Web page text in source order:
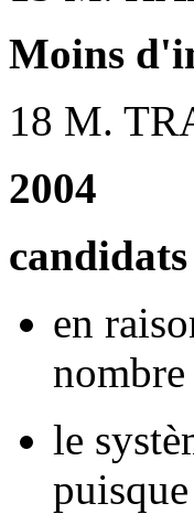
Moins
18 M.
2004
candidats
en
nombre
le